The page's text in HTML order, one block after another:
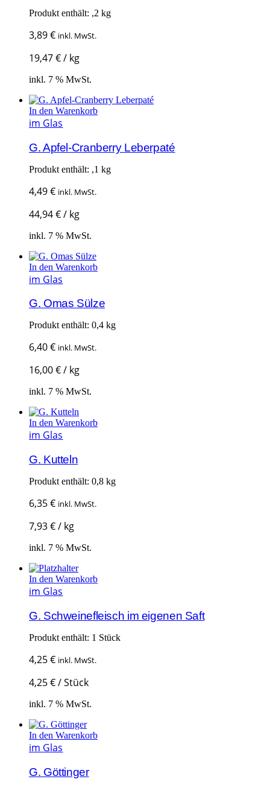
Produkt enthält: ,2 kg
3,89€ inkl. MwSt.
19,47€/ kg
inkl. 7 % MwSt.
In den Warenkorb
im Glas
G. Apfel-Cranberry Leberpaté
Produkt enthält: ,1 kg
4,49€ inkl. MwSt.
44,94€/ kg
inkl. 7 % MwSt.
In den Warenkorb
im Glas
G. Omas Sülze
Produkt enthält: 0,4 kg
6,40€ inkl. MwSt.
16,00€/ kg
inkl. 7 % MwSt.
In den Warenkorb
im Glas
G. Kutteln
Produkt enthält: 0,8 kg
6,35€ inkl. MwSt.
7,93€/ kg
inkl. 7 % MwSt.
In den Warenkorb
im Glas
G. Schweinefleisch im eigenen Saft
Produkt enthält: 1 Stück
4,25€ inkl. MwSt.
4,25€/Stück
inkl. 7 % MwSt.
In den Warenkorb
im Glas
G. Göttinger